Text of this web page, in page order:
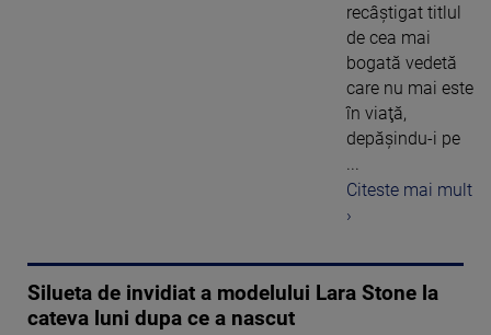
recâştigat titlul
de cea mai
bogată vedetă
care nu mai este
în viaţă,
depăşindu-i pe
Citeste mai mult
›
Silueta de invidiat a modelului Lara Stone la
cateva luni dupa ce a nascut